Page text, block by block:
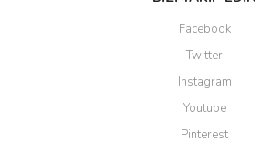
Facebook
Twitter
Instagram
Youtube
Pinterest